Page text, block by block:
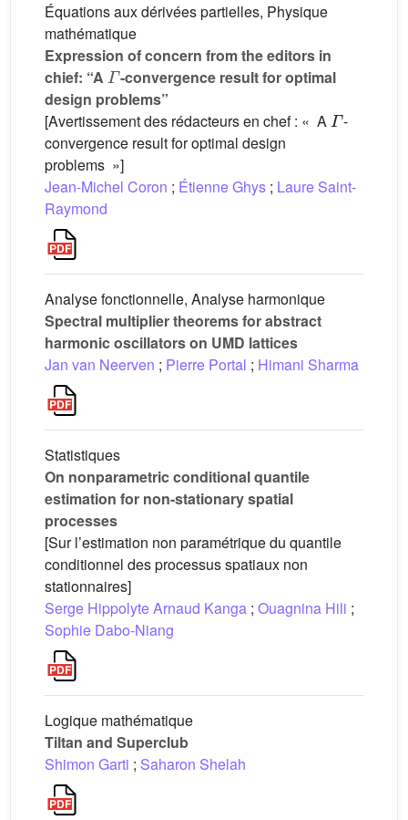
Équations aux dérivées partielles, Physique
mathématique
Expression of concern from the editors in
chief: “A
Γ
-convergence result for optimal
design problems”
[Avertissement des rédacteurs en chef : « A
-
convergence result for optimal design
problems »]
Jean-Michel Coron ; Étienne Ghys ; Laure Saint-
Raymond
Analyse fonctionnelle, Analyse harmonique
Spectral multiplier theorems for abstract
harmonic oscillators on UMD lattices
Jan van Neerven ; Pierre Portal ; Himani Sharma
Statistiques
On nonparametric conditional quantile
estimation for non-stationary spatial
processes
[Sur l’estimation non paramétrique du quantile
conditionnel des processus spatiaux non
stationnaires]
Serge Hippolyte Arnaud Kanga ; Ouagnina Hili ;
Sophie Dabo-Niang
Logique mathématique
Tiltan and Superclub
Shimon Garti ; Saharon Shelah